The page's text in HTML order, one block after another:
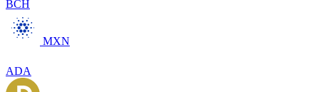
BCH
MXN
ADA